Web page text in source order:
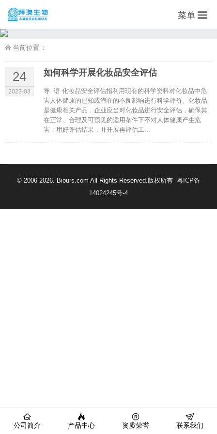
菜单
当前位置：
24
2023-03
如何科学开展化妆品安全评估
导 语 化妆品安全评估指利用现有的科学资料对化妆品中危
害人体健康的已知或潜在的不良影响进行科学评价。化妆品
是健康相关产品，企业应当对化妆品进行安全评估，确保其
在正常、合理及可预见的适用条件下不对人体健康产生危
害；用好评估结果，并开展再评估工...
© 2006-2026. Biours.com All Rights Reserved.版权所有 粤ICP备
14024245号-4
公司简介 产品中心 资质荣誉 联系我们